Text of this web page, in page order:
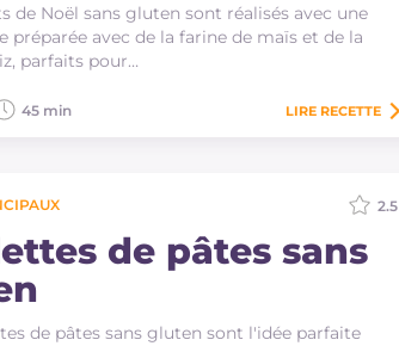
de Noël sans gluten sont réalisés avec une
préparée avec de la farine de maïs et de la
parfaits pour…
45 min LIRE RECETTE
de pâtes sans
de pâtes sans gluten sont l'idée parfaite
2.5